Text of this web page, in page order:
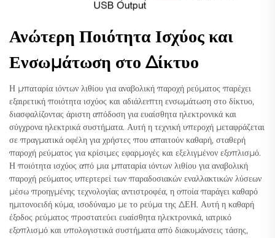
Ανώτερη Ποιότητα Ισχύος και
Ενσωμάτωση στο Δίκτυο
Η μπαταρία ιόντων λιθίου για αναβολική παροχή ρεύματος παρέχει
εξαιρετική ποιότητα ισχύος και αδιάλειπτη ενσωμάτωση στο δίκτυο,
διασφαλίζοντας άριστη απόδοση για ευαίσθητα ηλεκτρονικά και
σύγχρονα ηλεκτρικά συστήματα. Αυτή η τεχνική υπεροχή μεταφράζεται
σε πραγματικά οφέλη για χρήστες που απαιτούν καθαρή, σταθερή
παροχή ρεύματος για κρίσιμες εφαρμογές και εξελιγμένον εξοπλισμό.
Η ποιότητα ισχύος από μια μπαταρία ιόντων λιθίου για αναβολική
παροχή ρεύματος υπερτερεί των παραδοσιακών εναλλακτικών λύσεων
μέσω προηγμένης τεχνολογίας αντιστροφέα, η οποία παράγει καθαρό
ημιτονοειδή κύμα, ισοδύναμο με το ρεύμα της ΔΕΗ. Αυτή η καθαρή
έξοδος ρεύματος προστατεύει ευαίσθητα ηλεκτρονικά, ιατρικό
εξοπλισμό και υπολογιστικά συστήματα από διακυμάνσεις τάσης,